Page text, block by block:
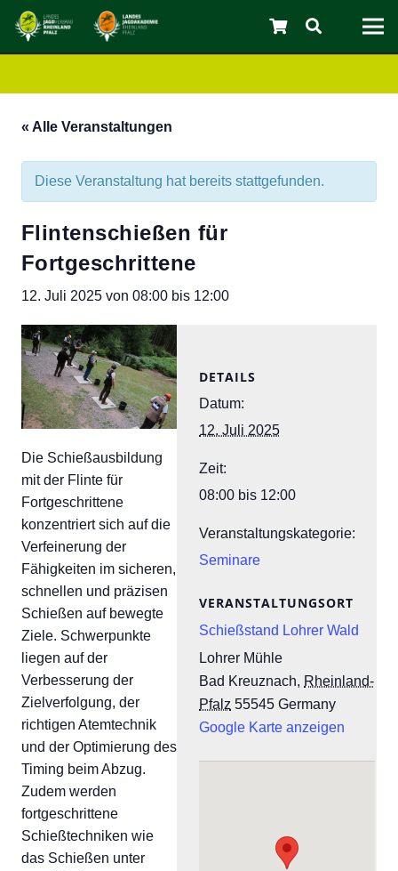
« Alle Veranstaltungen
Diese Veranstaltung hat bereits stattgefunden.
Flintenschießen für
Fortgeschrittene
12. Juli 2025 von 08:00 bis 12:00
Die Schießausbildung
mit der Flinte für
Fortgeschrittene
konzentriert sich auf die
Verfeinerung der
Fähigkeiten im sicheren,
schnellen und präzisen
Schießen auf bewegte
Ziele. Schwerpunkte
liegen auf der
Verbesserung der
Zielverfolgung, der
richtigen Atemtechnik
und der Optimierung des
Timing beim Abzug.
Zudem werden
fortgeschrittene
Schießtechniken wie
das Schießen unter
DETAILS
Datum:
12. Juli 2025
Zeit:
08:00 bis 12:00
Veranstaltungskategorie:
Seminare
VERANSTALTUNGSORT
Schießstand Lohrer Wald
Lohrer Mühle
Bad Kreuznach, Rheinland-
Pfalz 55545 Germany
Google Karte anzeigen